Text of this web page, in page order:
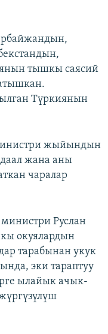
тышкы саясий
Түркиянын
жыйындын
жана аны
чаралар
Руслан
окуялардын
тарабынан укук
эки тараптуу
ылайык ачык-